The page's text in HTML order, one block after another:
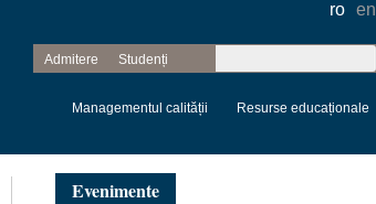
ro en
Admitere Studenți
Formular de
căutare
Managementul calității Resurse educaționale
Evenimente